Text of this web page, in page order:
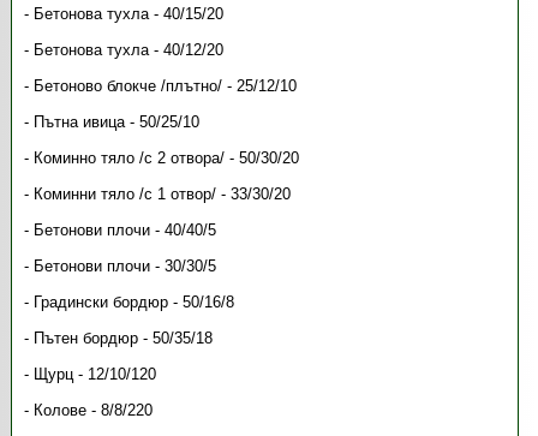
- Бетонова тухла - 40/15/20
- Бетонова тухла - 40/12/20
- Бетоново блокче /плътно/ - 25/12/10
- Пътна ивица - 50/25/10
- Коминно тяло /с 2 отвора/ - 50/30/20
- Коминни тяло /с 1 отвор/ - 33/30/20
- Бетонови плочи - 40/40/5
- Бетонови плочи - 30/30/5
- Градински бордюр - 50/16/8
- Пътен бордюр - 50/35/18
- Щурц - 12/10/120
- Колове - 8/8/220